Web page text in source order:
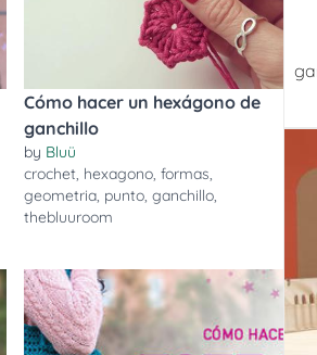
Cómo hacer un hexágono de
ganchillo
by Bluü
crochet, hexagono,formas,
geometria, punto,ganchillo,
thebluuroom